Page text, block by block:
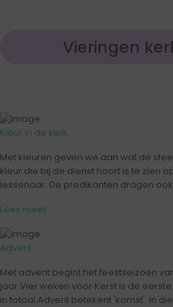
Vieringen
Kleur in de kerk
Met kleuren geven we aan wat de
kleur die bij de dienst hoort is te zien
lessenaar. De predikanten dragen
Lees meer ...
Advent
Met advent begint het feestseizoen
jaar.Vier weken voor Kerst is de
in totaal.Advent betekent 'komst'. In